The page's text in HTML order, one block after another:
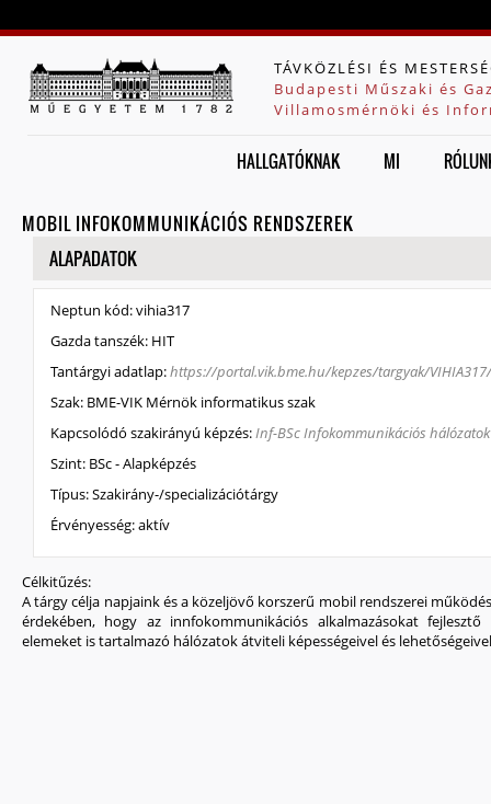
TÁVKÖZLÉSI ÉS
Budapesti Műszaki és
Villamosmérnöki és
HALLGATÓKNAK MI
MOBIL INFOKOMMUNIKÁCIÓS RENDSZEREK
ELREJT
ALAPADATOK
Neptun kód:vihia317
Gazda tanszék: HIT
Tantárgyi adatlap:https://portal.vik.bme.hu/kepzes/targyak/
Szak: BME-VIK Mérnök informatikus szak
Kapcsolódó szakirányú képzés: Inf-BSc Infokommunikációs
Szint: BSc - Alapképzés
Típus:Szakirány-/specializációtárgy
Érvényesség:aktív
Célkitűzés:
A tárgy célja napjaink és a közeljövő korszerű mobil rendszerei
érdekében, hogy az innfokommunikációs alkalmazásokat
elemeket is tartalmazó hálózatok átviteli képességeivel és